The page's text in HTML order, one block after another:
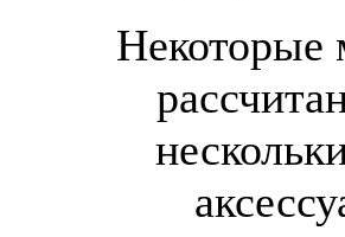
Некоторые